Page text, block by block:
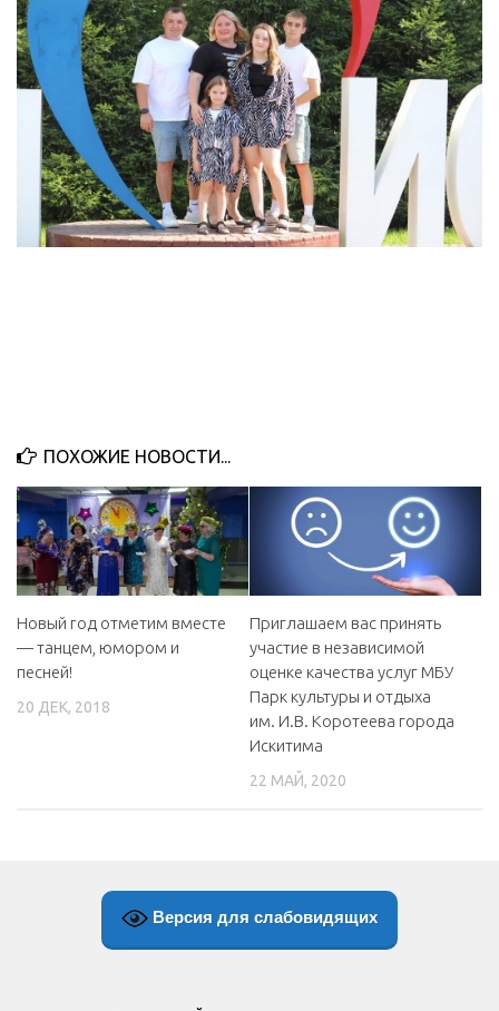
ПОХОЖИЕ НОВОСТИ...
Новый год отметим вместе
— танцем, юмором и
песней!
20 ДЕК, 2018
Приглашаем вас принять
участие в независимой
оценке качества услуг МБУ
Парк культуры и отдыха
им. И.В. Коротеева города
Искитима
22 МАЙ, 2020
Версия для слабовидящих